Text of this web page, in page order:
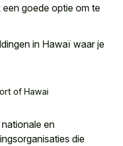
goede optie om te
in Hawaï waar je
of Hawai
en
die